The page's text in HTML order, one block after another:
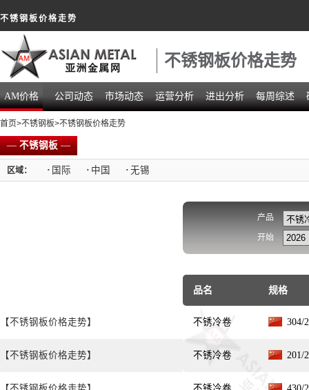
不锈钢板价格走势
不锈钢板价格走势
AM价格 公司动态 市场动态 运营分析 进出分析 每周综述
首页>不锈钢板>不锈钢板价格走势
—不锈钢板—
区域： · 国际 · 中国 · 无锡
【不锈钢板价格走势】
【不锈钢板价格走势】
产品
开始
品名 规格
不锈冷卷 304/
不锈冷卷 201/